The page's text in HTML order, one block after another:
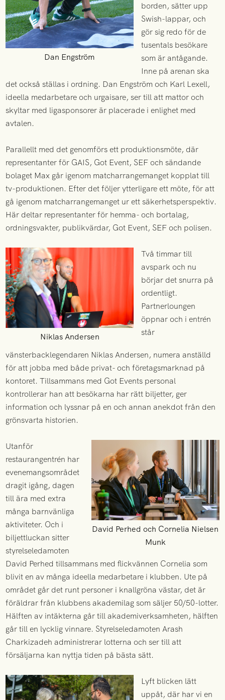
Dan Engström
borden, sätter upp
Swish-lappar, och
gör sig redo för de
tusentals besökare
som är antågande.
Inne på arenan ska
det också ställas i ordning. Dan Engström och Karl Lexell,
ideella medarbetare och urgaisare, ser till att mattor och
skyltar med ligasponsorer är placerade i enlighet med
avtalen.
Parallellt med det genomförs ett produktionsmöte, där
representanter för GAIS, Got Event, SEF och sändande
bolaget Max går igenom matcharrangemanget kopplat till
tv-produktionen. Efter det följer ytterligare ett möte, för att
gå igenom matcharrangemanget ur ett säkerhetsperspektiv.
Här deltar representanter för hemma- och bortalag,
ordningsvakter, publikvärdar, Got Event, SEF och polisen.
Niklas Andersen
Två timmar till
avspark och nu
börjar det snurra på
ordentligt.
Partnerloungen
öppnar och i entrén
står
vänsterbacklegendaren Niklas Andersen, numera anställd
för att jobba med både privat- och företagsmarknad på
kontoret. Tillsammans med Got Events personal
kontrollerar han att besökarna har rätt biljetter, ger
information och lyssnar på en och annan anekdot från den
grönsvarta historien.
David Perhed och Cornelia Nielsen
Munk
Utanför
restaurangentrén har
evenemangsområdet
dragit igång, dagen
till ära med extra
många barnvänliga
aktiviteter. Och i
biljettluckan sitter
styrelseledamoten
David Perhed tillsammans med flickvännen Cornelia som
blivit en av många ideella medarbetare i klubben. Ute på
området går det runt personer i knallgröna västar, det är
föräldrar från klubbens akademilag som säljer 50/50-lotter.
Hälften av intäkterna går till akademiverksamheten, hälften
går till en lycklig vinnare. Styrelseledamoten Arash
Charkizadeh administrerar lotterna och ser till att
försäljarna kan nyttja tiden på bästa sätt.
Lyft blicken lätt
uppåt, där har vi en